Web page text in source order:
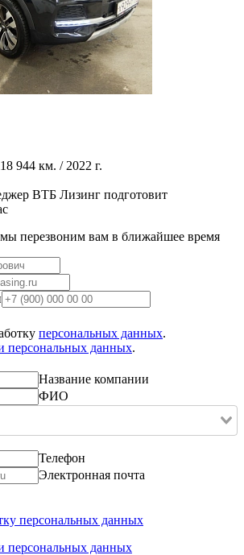
944 км. / 2022 г.
ВТБ Лизинг подготовит
перезвоним вам в ближайшее время
персональных данных.
персональных данных.
Название компании
ФИО
Телефон
Электронная почта
персональных данных
персональных данных